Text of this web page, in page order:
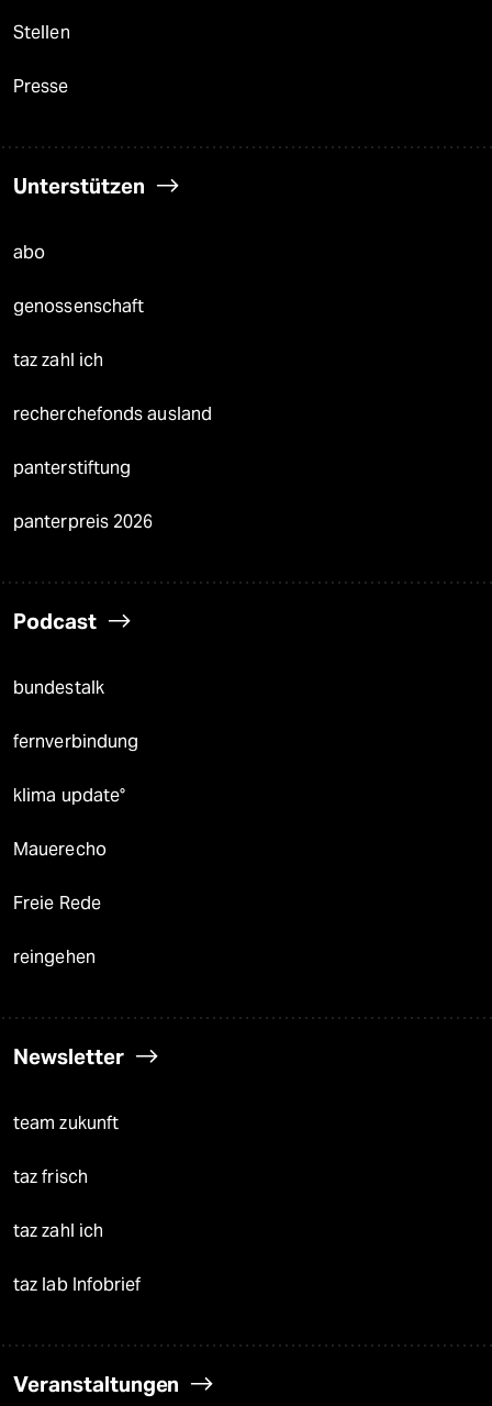
Stellen
Presse
Unterstützen
abo
genossenschaft
taz zahl ich
recherchefonds ausland
panterstiftung
panterpreis 2026
Podcast
bundestalk
fernverbindung
klima update°
Mauerecho
Freie Rede
reingehen
Newsletter
team zukunft
taz frisch
taz zahl ich
taz lab Infobrief
Veranstaltungen